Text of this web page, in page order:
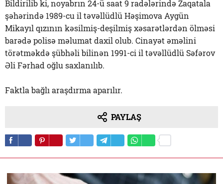
Bildirilib ki, noyabrın 24-ü saat 9 radələrində Zaqatala
şəhərində 1989-cu il təvəllüdlü Həşimova Aygün
Mikayıl qızının kəsilmiş-deşilmiş xəsarətlərdən ölməsi
barədə polisə məlumat daxil olub. Cinayət əməlini
törətməkdə şübhəli bilinən 1991-ci il təvəllüdlü Səfərov
Əli Fərhad oğlu saxlanılıb.
Faktla bağlı araşdırma aparılır.
PAYLAŞ